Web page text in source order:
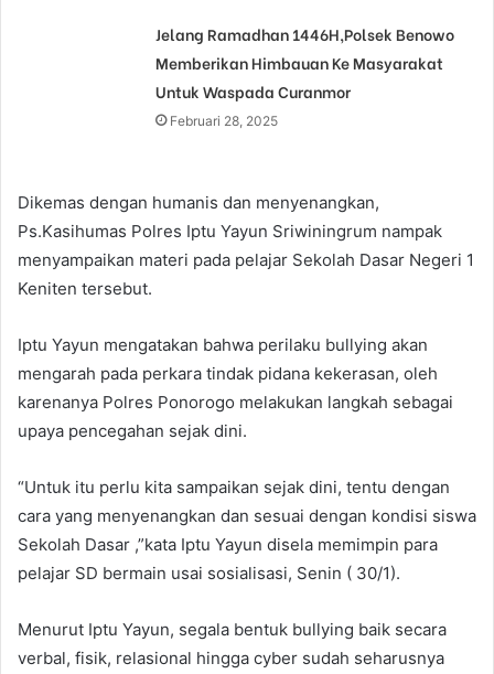
Jelang Ramadhan 1446H,Polsek Benowo
Memberikan Himbauan Ke Masyarakat
Untuk Waspada Curanmor
Februari 28, 2025
Dikemas dengan humanis dan menyenangkan,
Ps.Kasihumas Polres Iptu Yayun Sriwiningrum nampak
menyampaikan materi pada pelajar Sekolah Dasar Negeri 1
Keniten tersebut.
Iptu Yayun mengatakan bahwa perilaku bullying akan
mengarah pada perkara tindak pidana kekerasan, oleh
karenanya Polres Ponorogo melakukan langkah sebagai
upaya pencegahan sejak dini.
“Untuk itu perlu kita sampaikan sejak dini, tentu dengan
cara yang menyenangkan dan sesuai dengan kondisi siswa
Sekolah Dasar ,”kata Iptu Yayun disela memimpin para
pelajar SD bermain usai sosialisasi, Senin ( 30/1).
Menurut Iptu Yayun, segala bentuk bullying baik secara
verbal, fisik, relasional hingga cyber sudah seharusnya